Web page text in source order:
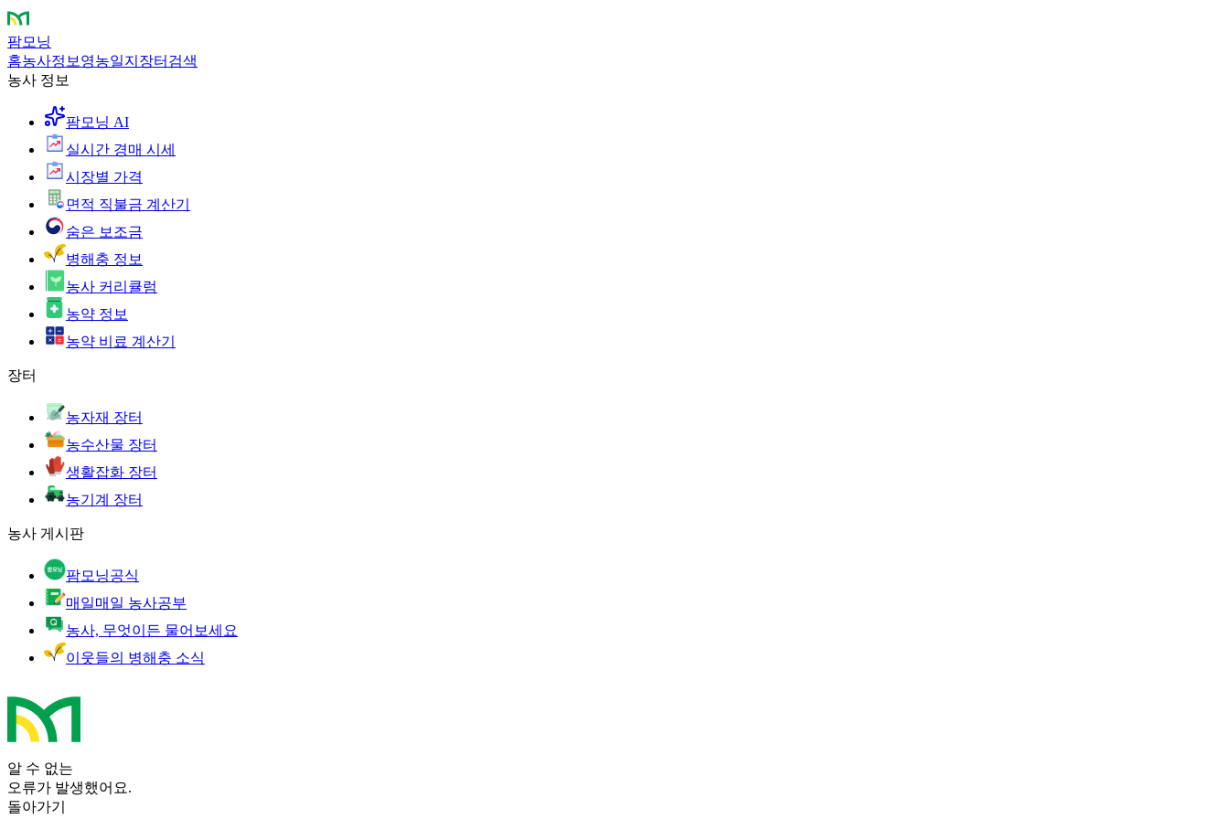
팜모닝
홈농사정보 영농일지 장터 검색
농사 정보
팜모닝 AI
실시간 경매 시세
시장별 가격
면적 직불금 계산기
숨은 보조금
병해충 정보
농사 커리큘럼
농약 정보
농약 비료 계산기
장터
농자재 장터
농수산물 장터
생활잡화 장터
농기계 장터
농사 게시판
팜모닝공식
매일매일 농사공부
농사, 무엇이든 물어보세요
이웃들의 병해충 소식
알 수 없는
오류가 발생했어요.
돌아가기